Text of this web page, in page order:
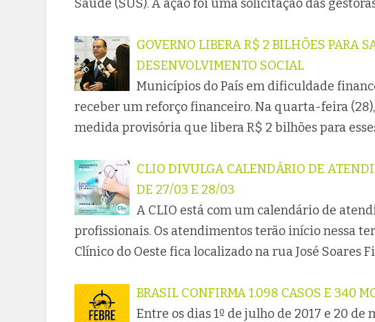
Saúde (SUS). A ação foi uma solicitação das
GOVERNO LIBERA R$ 2 BILHÕES PARA
DESENVOLVIMENTO SOCIAL
Municípios do País em dificuldade
receber um reforço financeiro. Na quarta-feira
medida provisória que libera R$ 2 bilhões para
CLIO DIVULGA CALENDÁRIO DE
DE 27/03 E 28/03
A CLIO está com um calendário de
profissionais. Os atendimentos terão início nessa
Clínico do Oeste fica localizado na rua José Soares
BRASIL CONFIRMA 1.098 CASOS E 340
Entre os dias 1º de julho de 2017 e 20